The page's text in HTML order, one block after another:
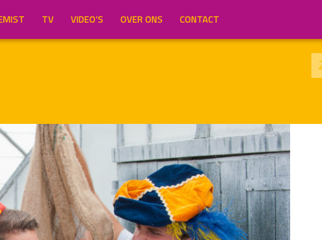
TV VIDEO’S OVER ONS CONTACT